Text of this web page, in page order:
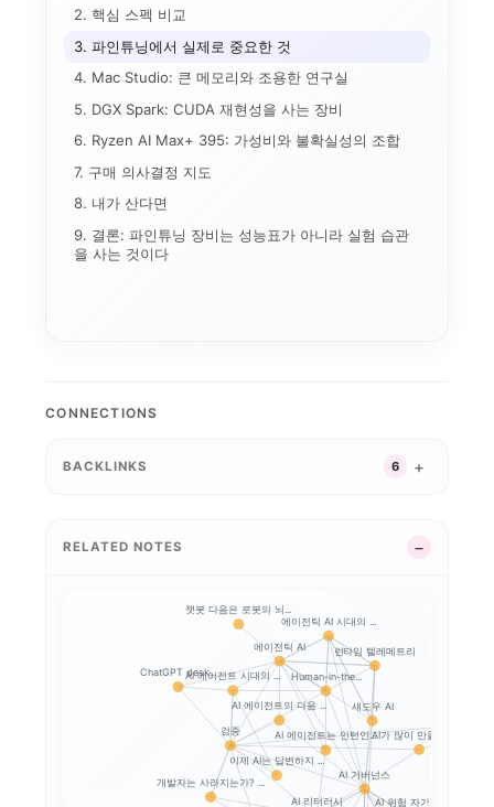
2. 핵심 스펙 비교
3. 파인튜닝에서 실제로 중요한 것
4. Mac Studio: 큰 메모리와 조용한 연구실
5. DGX Spark: CUDA 재현성을 사는 장비
6. Ryzen AI Max+ 395: 가성비와 불확실성의 조합
7. 구매 의사결정 지도
8. 내가 산다면
9. 결론: 파인튜닝 장비는 성능표가 아니라 실험 습관
을 사는 것이다
CONNECTIONS
BACKLINKS 6
RELATED NOTES
AI 거버넌스
AI 리터러시 AI 위험 자가진단
에이전틱 AI 시대의 ...
에이전틱 AI
Human-in-the...
런타임 텔레메트리
섀도우 AI
애플 가격 인상과 기기...
연구용 AI 워크스테이...
CUDA
메모리 공급망
전환비용
기기 주권
개발자는 사라지는가? ...
AI 에이전트 시대의 ...
검증
ChatGPT desk...
AI가 많이 만들수록,...
AI 에이전트의 다음 ...
이제 AI는 답변하지 ...
AI 에이전트는 인턴인...
챗봇 다음은 로봇의 뇌...